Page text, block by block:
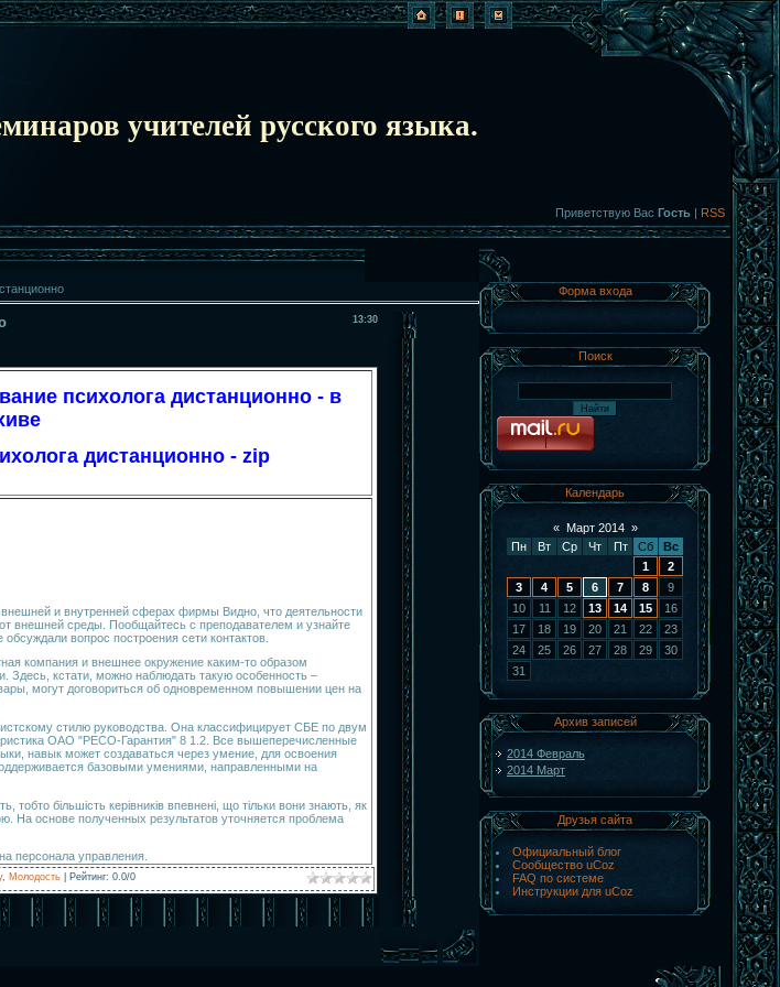
учителей русского языка.
Приветствую Вас Гость | RSS
13:30
психолога дистанционно - в
дистанционно - zip
и внутренней сферах фирмы Видно, что деятельности
внешней среды. Пообщайтесь с преподавателем и узнайте
вопрос построения сети контактов.
компания и внешнее окружение каким-то образом
кстати, можно наблюдать такую особенность –
могут договориться об одновременном повышении цен на
стилю руководства. Она классифицирует СБЕ по двум
ОАО "РЕСО-Гарантия" 8 1.2. Все вышеперечисленные
навык может создаваться через умение, для освоения
базовыми умениями, направленными на
більшість керівників впевнені, що тільки вони знають, як
На основе полученных результатов уточняется проблема
персонала управления.
, Молодость Рейтинг: 0.0/0
Форма входа
Поиск
Календарь
« Март 2014 »
Пн
Вт Ср Чт Пт Сб
Вс
1
2
3
4 5 6 7 8
9
10
11 12 13 14 15
16
17
18 19 20 21 22
23
24
25 26 27 28 29
30
31
Архив записей
2014 Февраль
2014 Март
Друзья сайта
Официальный блог
Сообщество uCoz
FAQ по системе
Инструкции для uCoz